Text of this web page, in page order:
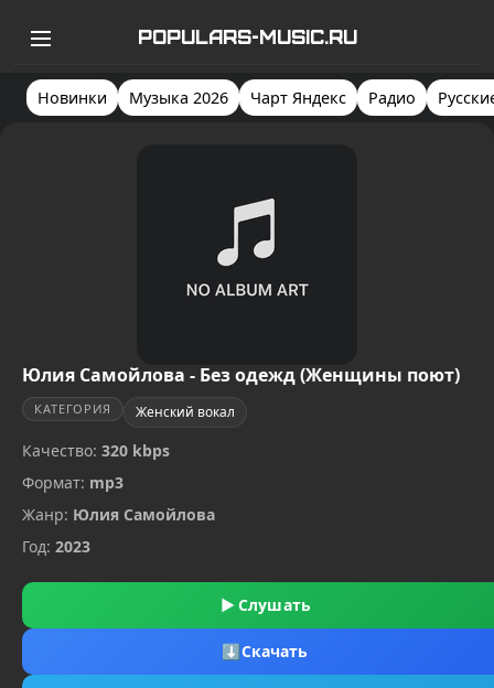
POPULARS-MUSIC.RU
Новинки Музыка 2026 Чарт Яндекс Радио
Юлия Самойлова - Без одежд (Женщины поют)
КАТЕГОРИЯ Женский вокал
Качество: 320 kbps
Формат: mp3
Жанр: Юлия Самойлова
Год: 2023
▶ Слушать
⬇Скачать